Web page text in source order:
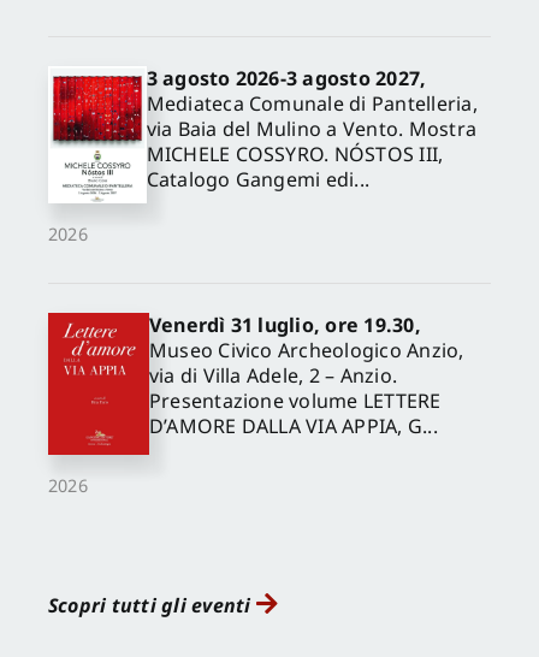
2026
3 agosto 2026-3 agosto 2027,
Mediateca Comunale di Pantelleria,
via Baia del Mulino a Vento. Mostra
MICHELE COSSYRO. NÓSTOS III,
Catalogo Gangemi edi...
2026
Venerdì 31 luglio, ore 19.30,
Museo Civico Archeologico Anzio,
via di Villa Adele, 2 – Anzio.
Presentazione volume LETTERE
D’AMORE DALLA VIA APPIA, G...
Scopri tutti gli eventi